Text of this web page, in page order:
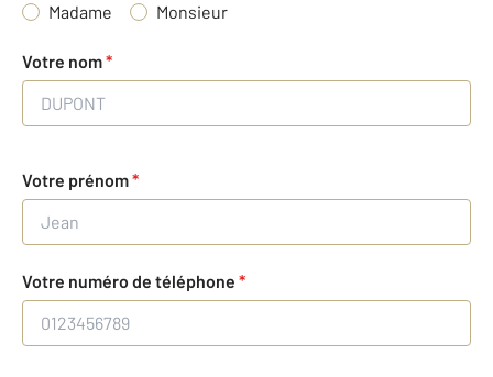
Madame
Monsieur
Votre nom*
Votre prénom*
Votre numéro de téléphone *